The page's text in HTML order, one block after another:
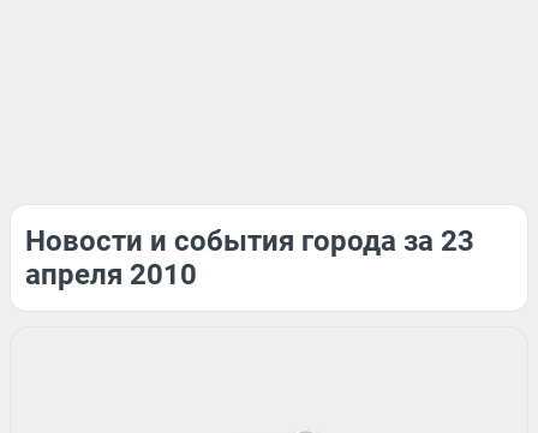
Новости и события города за 23
апреля 2010